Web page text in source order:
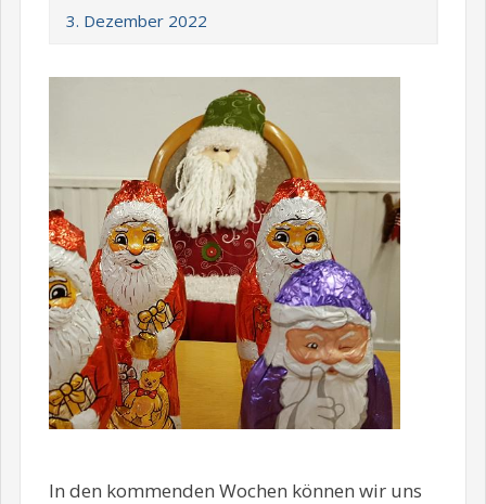
3. Dezember 2022
In den kommenden Wochen können wir uns